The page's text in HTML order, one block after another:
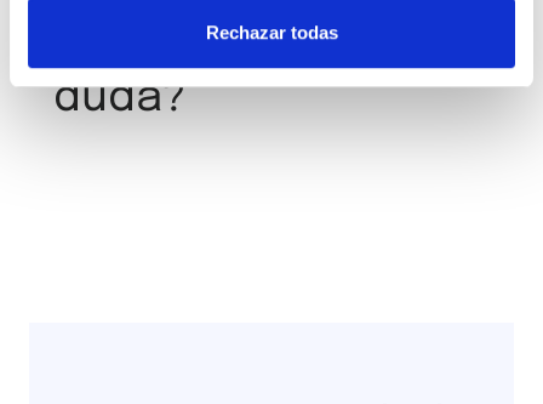
Rechazar todas
¿Tienes alguna
duda?